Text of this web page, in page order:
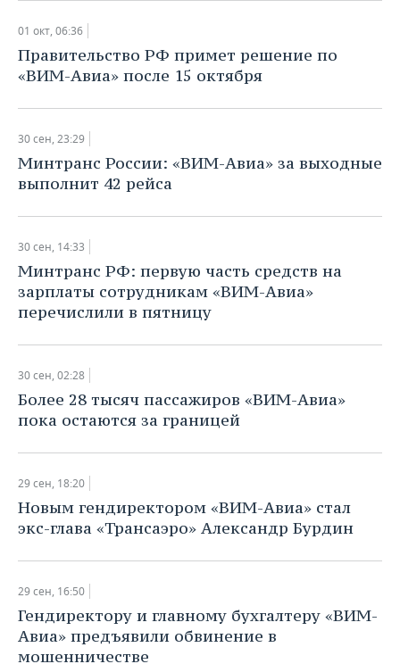
01 окт, 06:36
Правительство РФ примет решение по
«ВИМ-Авиа» после 15 октября
30 сен, 23:29
Минтранс России: «ВИМ-Авиа» за выходные
выполнит 42 рейса
30 сен, 14:33
Минтранс РФ: первую часть средств на
зарплаты сотрудникам «ВИМ-Авиа»
перечислили в пятницу
30 сен, 02:28
Более 28 тысяч пассажиров «ВИМ-Авиа»
пока остаются за границей
29 сен, 18:20
Новым гендиректором «ВИМ-Авиа» стал
экс-глава «Трансаэро» Александр Бурдин
29 сен, 16:50
Гендиректору и главному бухгалтеру «ВИМ-
Авиа» предъявили обвинение в
мошенничестве